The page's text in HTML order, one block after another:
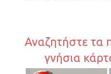
Αναζητήστε τα
γνήσια